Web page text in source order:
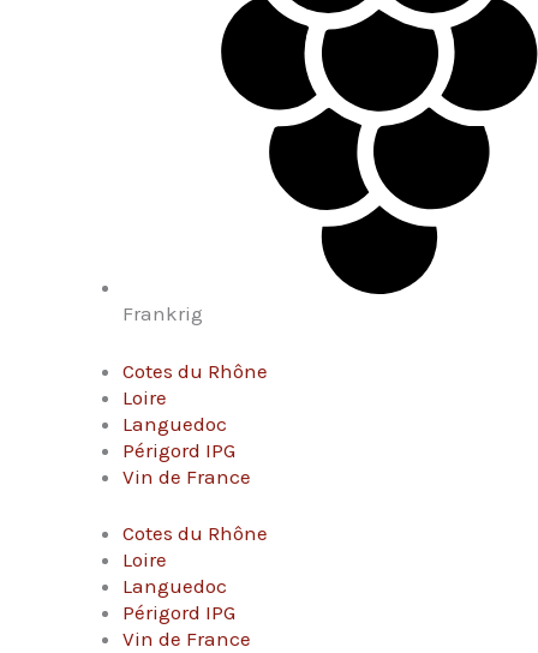
Frankrig
Cotes du Rhône
Loire
Languedoc
Périgord IPG
Vin de France
Cotes du Rhône
Loire
Languedoc
Périgord IPG
Vin de France